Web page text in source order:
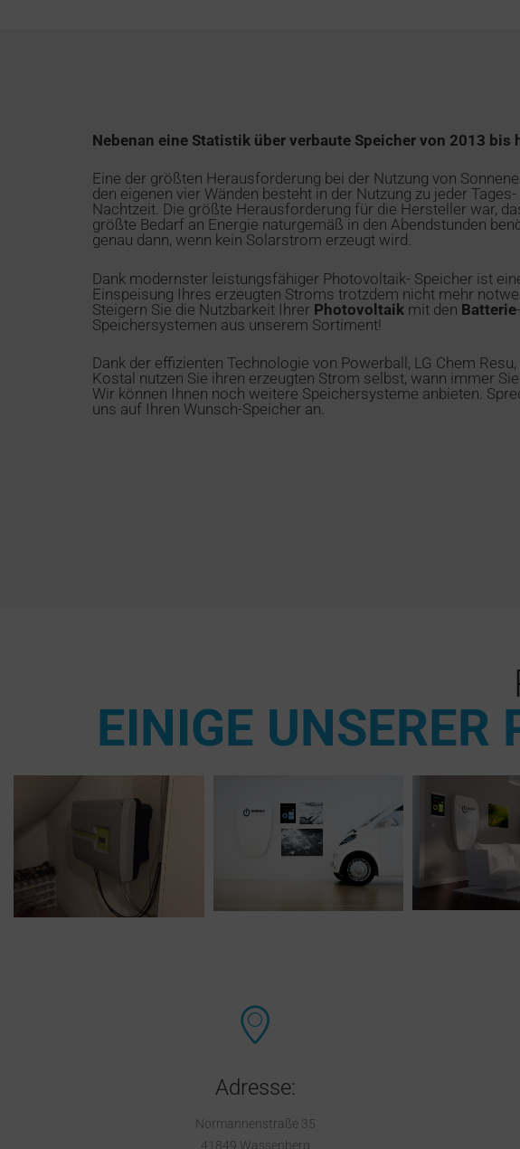
Nebenan eine Statistik über verbaute Speicher von 2013 bis
Eine der größten Herausforderung bei der Nutzung von
den eigenen vier Wänden besteht in der Nutzung zu jeder Tages-
Nachtzeit. Die größte Herausforderung für die Hersteller war,
größte Bedarf an Energie naturgemäß in den Abendstunden
genau dann, wenn kein Solarstrom erzeugt wird.
Dank modernster leistungsfähiger Photovoltaik- Speicher ist
Einspeisung Ihres erzeugten Stroms trotzdem nicht mehr
Steigern Sie die Nutzbarkeit Ihrer Photovoltaik mit den Batterie-
Speichersystemen aus unserem Sortiment!
Dank der effizienten Technologie von Powerball, LG Chem
Kostal nutzen Sie ihren erzeugten Strom selbst, wann immer
Wir können Ihnen noch weitere Speichersysteme anbieten.
uns auf Ihren Wunsch-Speicher an.
EINIGE
Adresse:
Normannenstraße 35
41849 Wassenberg